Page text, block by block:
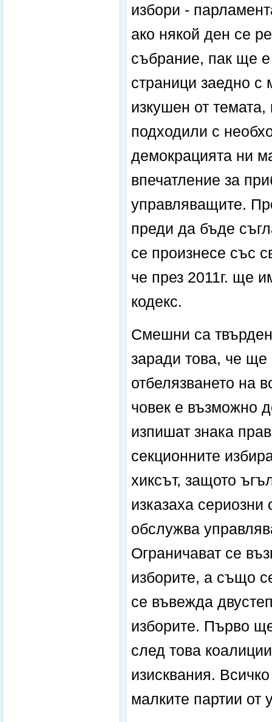
избори -
ако някой ден се
събрание, пак ще е
страници заедно с
изкушен от темата,
подходили с
демокрацията ни
впечатление за
управляващите.
преди да бъде
се произнесе със
че през 2011г. ще
кодекс.
Смешни са
заради това, че ще
отбелязването на
човек е възможно
изпишат знака
секционните
хиксът, защото
изказаха
обслужва
Ограничават се
изборите, а също
се въвежда
изборите. Първо
след това
изисквания.
малките партии от